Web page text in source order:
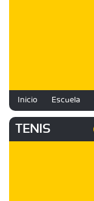
Inicio Escuela
TENIS